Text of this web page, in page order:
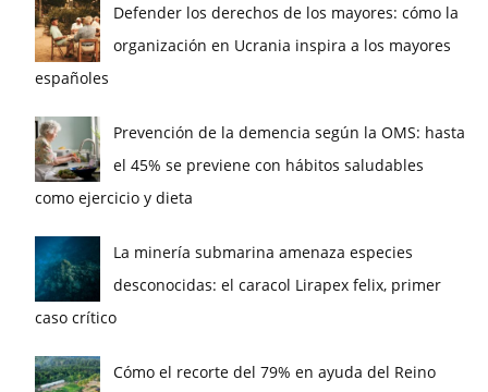
Defender los derechos de los mayores: cómo la
organización en Ucrania inspira a los mayores
españoles
Prevención de la demencia según la OMS: hasta
el 45% se previene con hábitos saludables
como ejercicio y dieta
La minería submarina amenaza especies
desconocidas: el caracol Lirapex felix, primer
caso crítico
Cómo el recorte del 79% en ayuda del Reino